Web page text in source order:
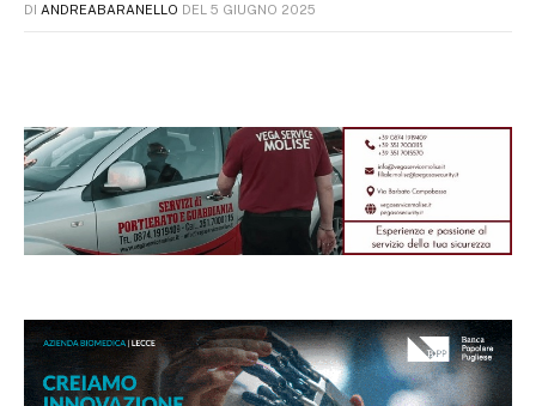
DI ANDREABARANELLO DEL 5 GIUGNO 2025